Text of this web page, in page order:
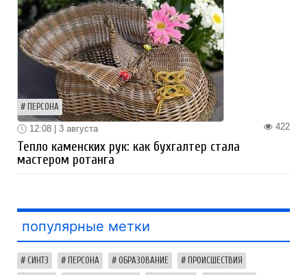
ПЕРСОНА
422
12:08 | 3 августа
Тепло каменских рук: как бухгалтер стала
мастером ротанга
популярные метки
СИНТЗ ПЕРСОНА ОБРАЗОВАНИЕ ПРОИСШЕСТВИЯ